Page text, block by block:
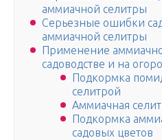
аммиачной селитры
Серьезные ошибки
аммиачной селитры
Применение
садоводстве и на
Подкормка
селитрой
Аммиачная
Подкормка
садовых цветов